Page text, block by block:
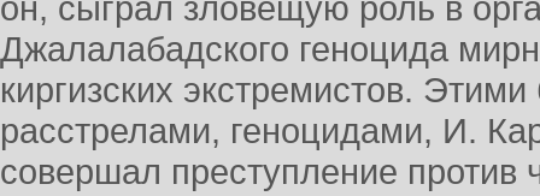
он, сыграл зловещую роль в
Джалалабадского геноцида
киргизских экстремистов.
расстрелами, геноцидами, И.
совершал преступление против